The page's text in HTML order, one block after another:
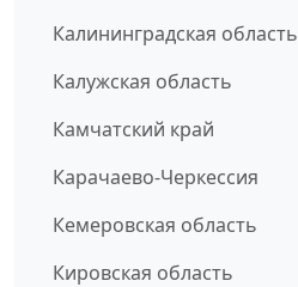
Калининградская область
Калужская область
Камчатский край
Карачаево-Черкессия
Кемеровская область
Кировская область